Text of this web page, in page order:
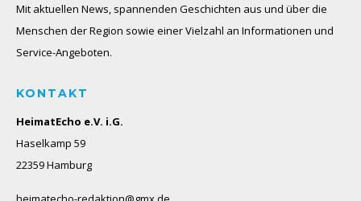
Mit aktuellen News, spannenden Geschichten aus und über die
Menschen der Region sowie einer Vielzahl an Informationen und
Service-Angeboten.
KONTAKT
HeimatEcho e.V. i.G.
Haselkamp 59
22359 Hamburg